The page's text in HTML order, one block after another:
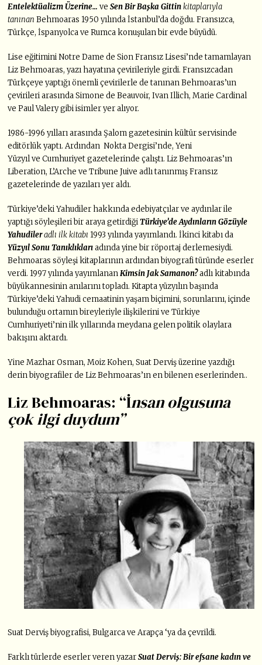
Entelektüalizm Üzerine…veSen Bir Başka Gittinkitaplarıyla
tanınanBehmoaras 1950 yılında İstanbul’da doğdu. Fransızca,
Türkçe, İspanyolca ve Rumca konuşulan bir evde büyüdü.
Lise eğitimini Notre Dame de Sion Fransız Lisesi’nde tamamlayan
Liz Behmoaras, yazı hayatına çevirileriyle girdi. Fransızcadan
Türkçeye yaptığı önemli çevirilerle de tanınan Behmoaras’un
çevirileri arasında Simone de Beauvoir, Ivan Illich, Marie Cardinal
ve Paul Valery gibi isimler yer alıyor.
1986-1996 yılları arasında Şalom gazetesinin kültür servisinde
editörlük yaptı. Ardından Nokta Dergisi’nde, Yeni
Yüzyıl ve Cumhuriyet gazetelerinde çalıştı. Liz Behmoaras’ın
Liberation, L’Arche ve Tribune Juive adlı tanınmış Fransız
gazetelerinde de yazıları yer aldı.
Türkiye’deki Yahudiler hakkında edebiyatçılar ve aydınlar ile
yaptığı söyleşileri bir araya getirdiğiTürkiye’de Aydınların Gözüyle
Yahudileradlı ilk kitabı 1993 yılında yayımlandı. İkinci kitabı da
Yüzyıl Sonu Tanıklıklarıadında yine bir röportaj derlemesiydi.
Behmoaras söyleşi kitaplarının ardından biyografi türünde eserler
verdi. 1997 yılında yayımlananKimsin Jak Samanon?adlı kitabında
büyükannesinin anılarını topladı. Kitapta yüzyılın başında
Türkiye’deki Yahudi cemaatinin yaşam biçimini, sorunlarını, içinde
bulunduğu ortamın bireyleriyle ilişkilerini ve Türkiye
Cumhuriyeti’nin ilk yıllarında meydana gelen politik olaylara
bakışını aktardı.
Yine Mazhar Osman, Moiz Kohen, Suat Derviş üzerine yazdığı
derin biyografiler de Liz Behmoaras’ın en bilenen eserlerinden..
Liz Behmoaras: “İnsan olgusuna
çok ilgi duydum”
Suat Derviş biyografisi, Bulgarca ve Arapça ‘ya da çevrildi.
Farklı türlerde eserler veren yazarSuat Derviş: Bir efsane kadın ve